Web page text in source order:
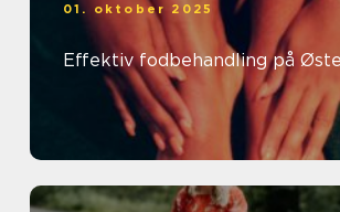
01. oktober 2025
Effektiv fodbehandling på